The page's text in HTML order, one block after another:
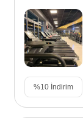
%10 İndirim